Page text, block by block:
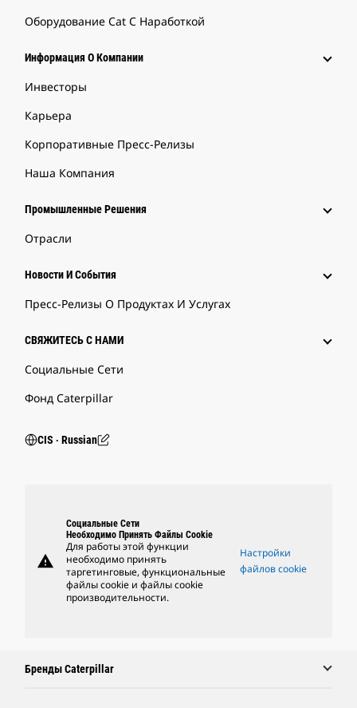
Оборудование Cat С Наработкой
Информация О Компании
Инвесторы
Карьера
Корпоративные Пресс-Релизы
Наша Компания
Промышленные Решения
Отрасли
Новости И События
Пресс-Релизы О Продуктах И Услугах
СВЯЖИТЕСЬ С НАМИ
Социальные Сети
Фонд Caterpillar
CIS ‧ Russian
warning
Социальные Сети
Необходимо Принять Файлы Cookie
Для работы этой функции
необходимо принять
таргетинговые, функциональные
файлы cookie и файлы cookie
производительности.
Настройки
файлов cookie
Бренды Caterpillar